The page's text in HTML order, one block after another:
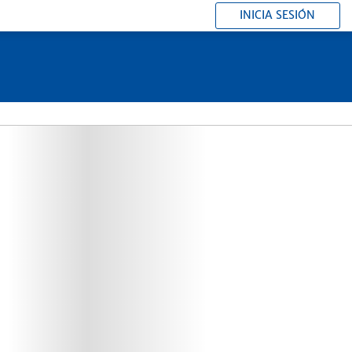
INICIA SESIÓN